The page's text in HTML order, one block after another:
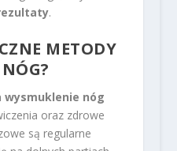
.
METODY
wysmuklenie nóg
oraz zdrowe
są regularne